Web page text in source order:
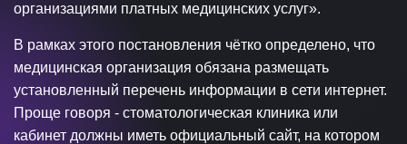
организациями платных медицинских услуг».
В рамках этого постановления чётко определено, что
медицинская организация обязана размещать
установленный перечень информации в сети интернет.
Проще говоря - стоматологическая клиника или
кабинет должны иметь официальный сайт, на котором